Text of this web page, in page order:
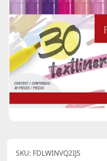
SKU: FDLWINVQ2IJS